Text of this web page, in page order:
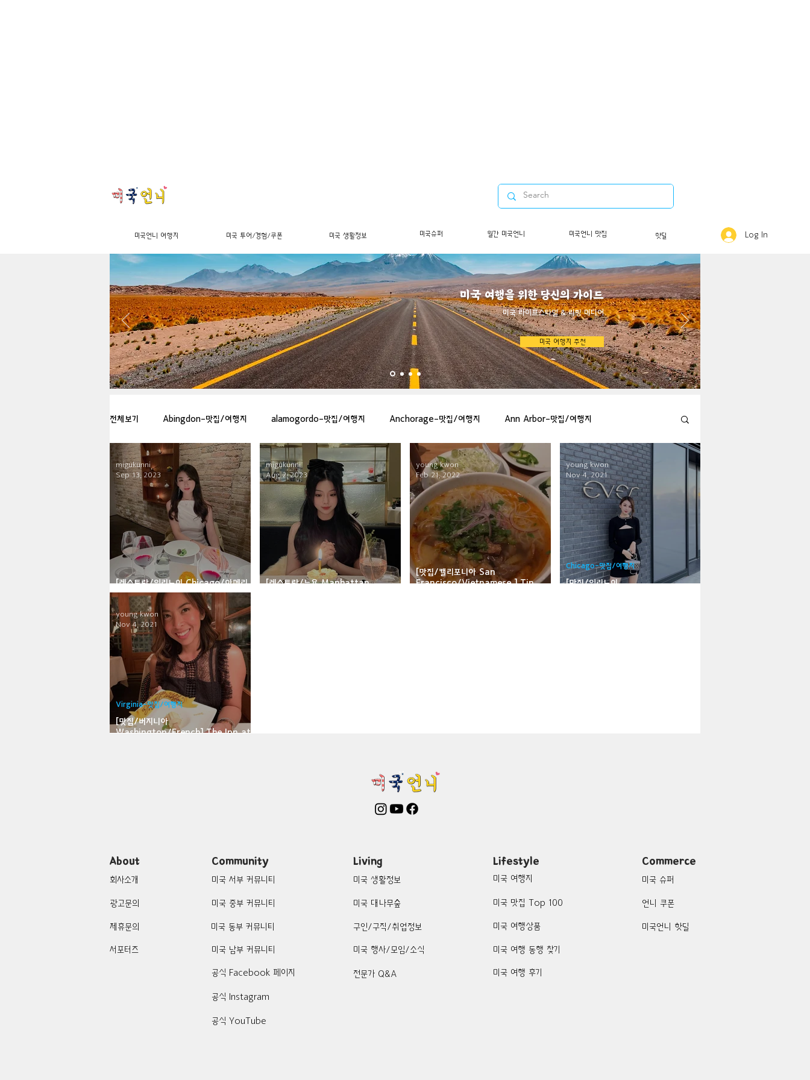
미국 여행을 위한 당신의 가이드
​미국 라이프스타일 & 리빙 미디어
미국 여행지 추천
전체보기 Abingdon-맛집/여행지 alamogordo-맛집/여행지 Anchorage-맛집/여행지 Ann Arbor-맛집/여행지
Arlington-맛집/여행지 Arlington-맛집/여행지 Asheville-맛집/여행지 Atlanta-맛집/여행지 Austin-맛집/여행지
Badlands-맛집/여행지 Baltimore-맛집/여행지 Bar Harbor-맛집/여행지 Baraboo-맛집/여행지 Big Bend-맛집/여행지
Bloomfield-맛집/여행지 Bloomington-맛집/여행지 Boone-맛집/여행지 Boston-맛집/여행지 Boulder City-맛집/여행지
Brawley-맛집/여행지 Bretton Woods-맛집/여행지
Buena Park-맛집/여행지
Cascade Locks-맛집/여행지
[레스토랑/일리노이 Chicago/아메리
칸] Oriole
migukunni
Sep 13, 2023
[레스토랑/뉴욕 Manhattan
migukunni
Aug 2, 2023
[맛집/캘리포니아 San
Francisco/Vietnamese ] Tin
young kwon
Feb 21, 2022
[맛집/일리노이
Chicago-맛집/여행지
young kwon
Nov 4, 2021
[맛집/버지니아
Washington/French] The Inn at
Virginia-맛집/여행지
young kwon
Nov 4, 2021
미국언니 여행지 미국 투어/경험/쿠폰 미국 생활정보 미국슈퍼 월간 미국언니 미국언니 맛집 핫딜 Log In
About
회사소개
광고문의
제휴문의
서포터즈
Community
미국 서부 커뮤니티
미국 중부 커뮤니티
미국 동부 커뮤니티
미국 남부 커뮤니티
공식 Facebook 페이지
공식 Instagram
공식 YouTube
Living
미국 생활정보
미국 대나무숲
구인/구직/취업정보
미국 행사/모임/소식
전문가 Q&A
Lifestyle
미국 여행지
미국 맛집 Top 100
미국 여행상품
미국 여행 동행 찾기
미국 여행 후기
Commerce
미국 슈퍼
언니 쿠폰
미국언니 핫딜